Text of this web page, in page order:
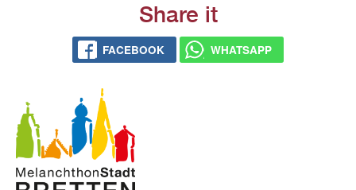
Share it
FACEBOOK WHATSAPP